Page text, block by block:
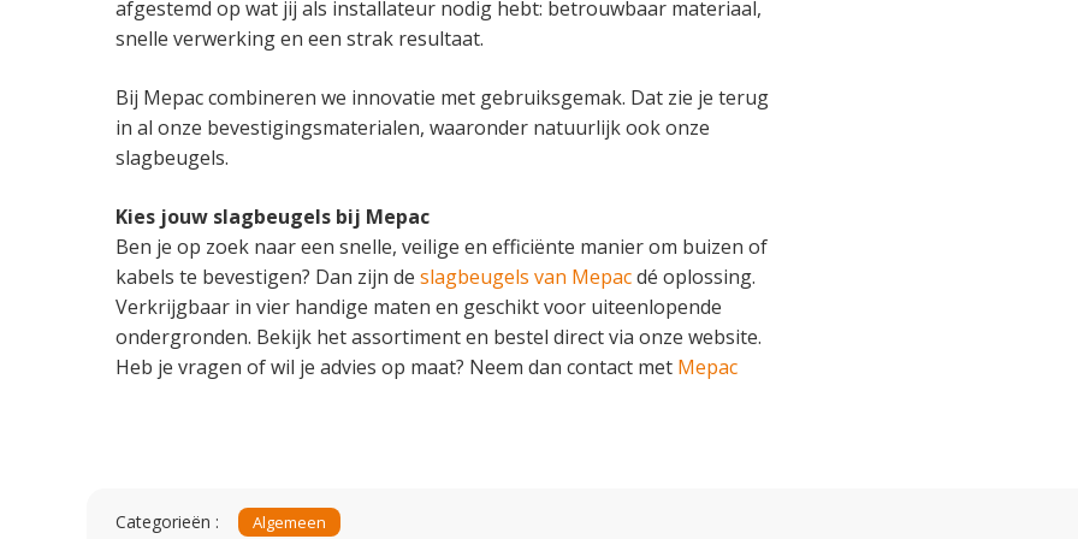
afgestemd op wat jij als installateur nodig hebt: betrouwbaar materiaal,
snelle verwerking en een strak resultaat.
Bij Mepac combineren we innovatie met gebruiksgemak. Dat zie je terug
in al onze bevestigingsmaterialen, waaronder natuurlijk ook onze
slagbeugels.
Kies jouw slagbeugels bij Mepac
Ben je op zoek naar een snelle, veilige en efficiënte manier om buizen of
kabels te bevestigen? Dan zijn de slagbeugels van Mepacdé oplossing.
Verkrijgbaar in vier handige maten en geschikt voor uiteenlopende
ondergronden. Bekijk het assortiment en bestel direct via onze website.
Heb je vragen of wil je advies op maat? Neem dan contact met Mepac
Categorieën : Algemeen